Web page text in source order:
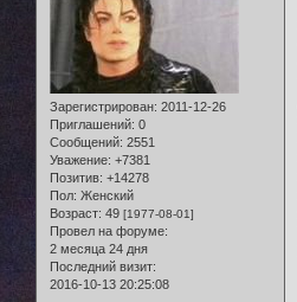
Зарегистрирован: 2011-12-26
Приглашений: 0
Сообщений: 2551
Уважение: +7381
Позитив: +14278
Пол: Женский
Возраст: 49 [1977-08-01]
Провел на форуме:
2 месяца 24 дня
Последний визит:
2016-10-13 20:25:08